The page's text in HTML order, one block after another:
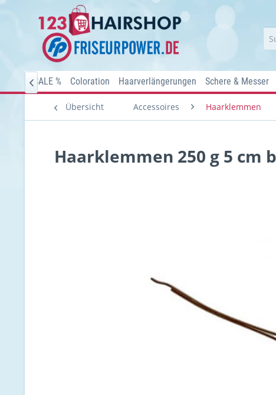
SALE % Coloration Haarverlängerungen Schere & Messer

Übersicht Accessoires Haarklemmen
Haarklemmen 250 g 5 cm